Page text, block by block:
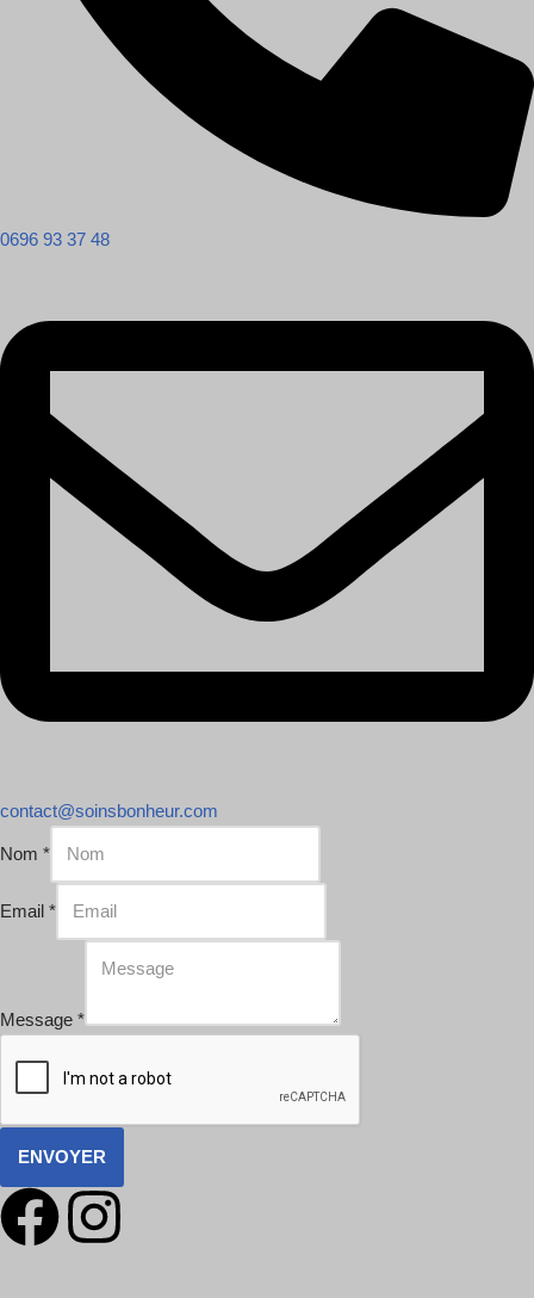
0696 93 37 48
contact@soinsbonheur.com
Nom *
Email *
Message *
ENVOYER